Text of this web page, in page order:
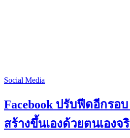
Social Media
Facebook ปรับฟีดอีกรอ
สร้างขึ้นเองด้วยตนเองจ